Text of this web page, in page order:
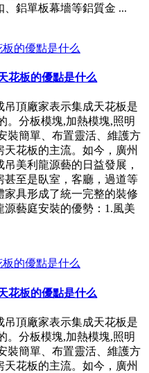
鋁單板幕墻等鋁質金 ...
花板的優點是什么
頂廠家表示集成天花板是
。分板模塊,加熱模塊,照明
裝簡單、布置靈活、維護方
花板的主流。如今，廣州
美利龍源藝的日益發展，
至是臥室，客廳，過道等
具形成了統一完整的裝修
藝庭安裝的優勢：1.風美
花板的優點是什么
頂廠家表示集成天花板是
。分板模塊,加熱模塊,照明
裝簡單、布置靈活、維護方
花板的主流。如今，廣州